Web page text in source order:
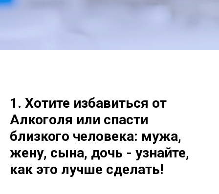
1. Хотите избавиться от
Алкоголя или спасти
близкого человека: мужа,
жену, сына, дочь - узнайте,
как это лучше сделать!